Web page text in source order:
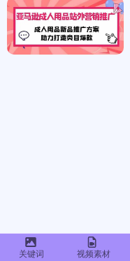
关键词 视频素材